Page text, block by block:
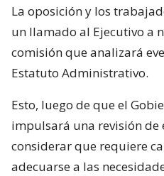
La oposición y los
un llamado al Ejecutivo a
comisión que analizará
Estatuto Administrativo.
Esto, luego de que el
impulsará una revisión de
considerar que requiere
adecuarse a las